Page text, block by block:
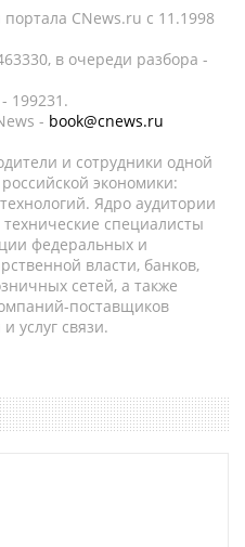
CNews.ru c 11.1998
в очереди разбора -
199231.
- book@cnews.ru
и сотрудники одной
экономики:
Ядро аудитории
специалисты
федеральных и
власти, банков,
сетей, а также
поставщиков
услуг связи.